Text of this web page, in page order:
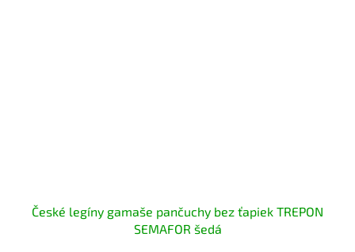
České legíny gamaše pančuchy bez ťapiek TREPON
SEMAFOR šedá